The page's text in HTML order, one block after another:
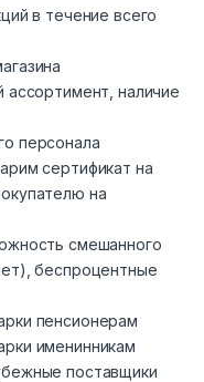
в течение всего
ассортимент, наличие
персонала
сертификат на
на
смешанного
беспроцентные
пенсионерам
именинникам
поставщики